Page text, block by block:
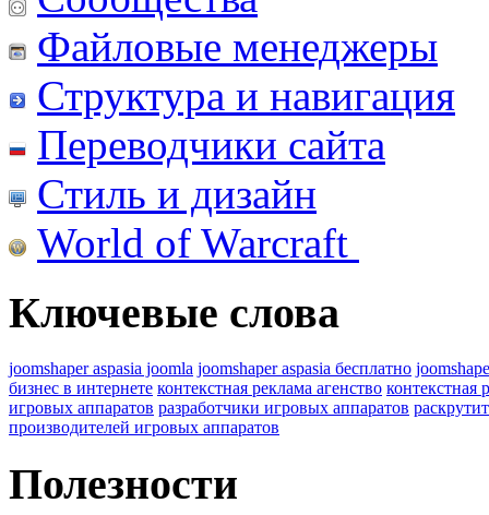
Файловые менеджеры
Структура и навигация
Переводчики сайта
Стиль и дизайн
World of Warcraft
Ключевые слова
joomshaper aspasia joomla joomshaper aspasia бесплатно
бизнес в интернете контекстная реклама агенство контекстная
игровых аппаратов разработчики игровых аппаратов
производителей игровых аппаратов
Полезности